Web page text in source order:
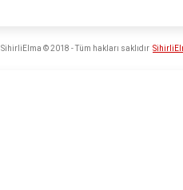
SihirliElma © 2018 - Tüm hakları saklıdır